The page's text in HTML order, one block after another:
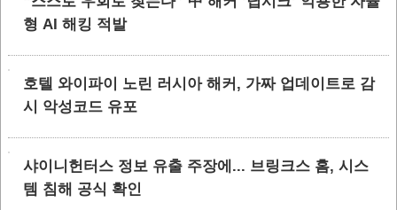
형 AI 해킹 적발
호텔 와이파이 노린 러시아 해커, 가짜 업데이트로 감
시 악성코드 유포
샤이니헌터스 정보 유출 주장에... 브링크스 홈, 시스
템 침해 공식 확인